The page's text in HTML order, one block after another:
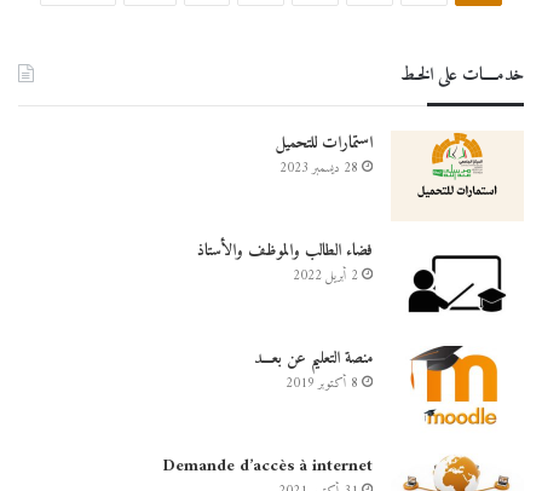
خدمــــات على الخـط
استمارات للتحميل
28 ديسمبر 2023
فضاء الطالب والموظف والأستاذ
2 أبريل 2022
منصة التعليم عن بعـــد
8 أكتوبر 2019
Demande d’accès à internet